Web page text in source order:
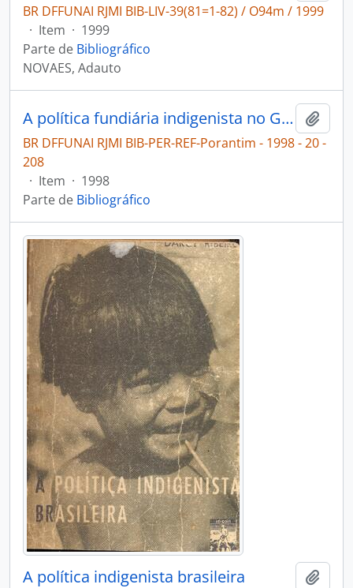
BR DFFUNAI RJMI BIB-LIV-39(81=1-82) / O94m / 1999
· Item · 1999
Parte de Bibliográfico
NOVAES, Adauto
A política fundiária indigenista no Governo FHC [Porantim]
BR DFFUNAI RJMI BIB-PER-REF-Porantim - 1998 - 20 -
208
· Item · 1998
Parte de Bibliográfico
A política indigenista brasileira